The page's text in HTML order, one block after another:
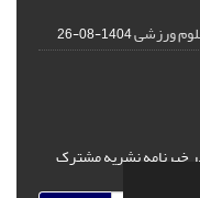
ورزشی1404-08-26
خبرنامه نشریه مشترک